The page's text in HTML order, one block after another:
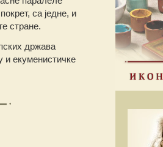
са једне, и
стране.
држава
и екуменистичке